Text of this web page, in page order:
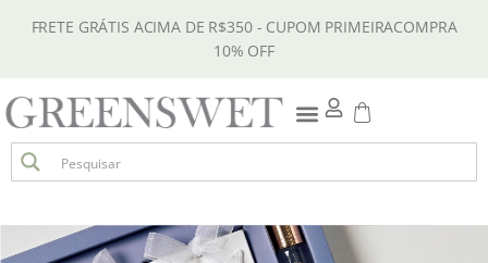
FRETE GRÁTIS ACIMA DE R$350 - CUPOM PRIMEIRACOMPRA
10% OFF